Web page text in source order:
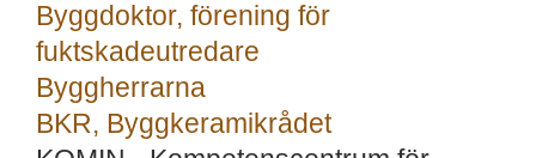
Byggdoktor, förening för
fuktskadeutredare
Byggherrarna
BKR, Byggkeramikrådet